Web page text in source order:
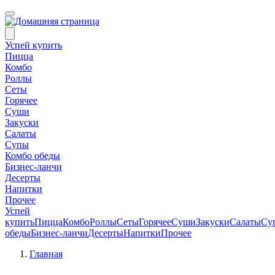
Успей купить
Пицца
Комбо
Роллы
Сеты
Горячее
Суши
Закуски
Салаты
Супы
Комбо обеды
Бизнес-ланчи
Десерты
Напитки
Прочее
Успей
купитьПиццаКомбоРоллыСетыГорячееСушиЗакускиСалаты
обедыБизнес-ланчиДесертыНапиткиПрочее
Главная